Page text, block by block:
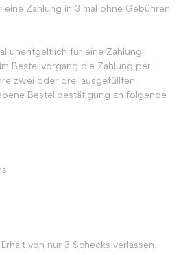
eine Zahlung in 3 mal ohne Gebühren
unentgeltlich für eine Zahlung
Bestellvorgang die Zahlung per
zwei oder drei ausgefüllten
Bestellbestätigung an folgende
von nur 3 Schecks verlassen.